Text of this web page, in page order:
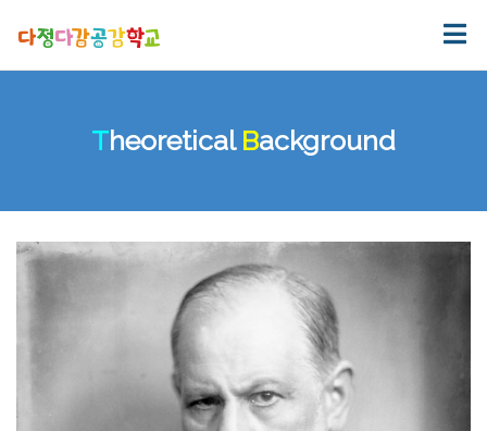
Theoretical Background